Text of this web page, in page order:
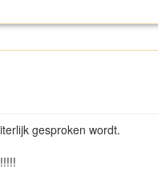
gesproken wordt.